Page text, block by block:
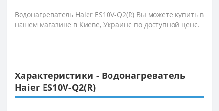
Водонагреватель Haier ES10V-Q2(R) Вы можете купить в
нашем магазине в Киеве, Украине по доступной цене.
Характеристики - Водонагреватель
Haier ES10V-Q2(R)